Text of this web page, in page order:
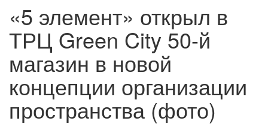
«5 элемент» открыл в
ТРЦ Green City 50-й
магазин в новой
концепции организации
пространства (фото)